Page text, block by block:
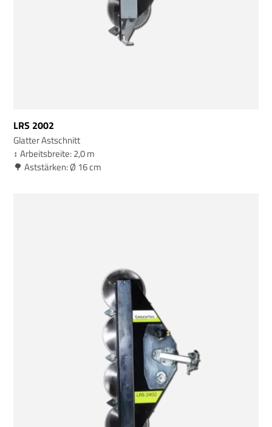
LRS 2002
Glatter Astschnitt
↕️ Arbeitsbreite: 2,0 m
🌳 Aststärken: Ø 16 cm